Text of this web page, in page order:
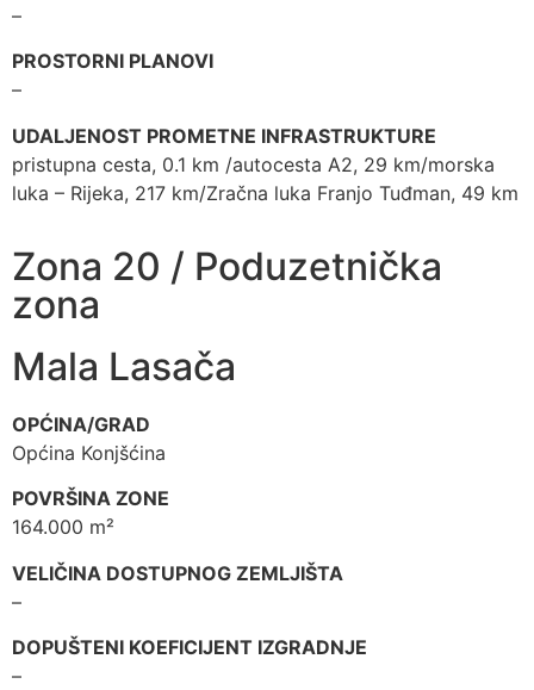
–
PROSTORNI PLANOVI
–
UDALJENOST PROMETNE INFRASTRUKTURE
pristupna cesta, 0.1 km /autocesta A2, 29 km/morska
luka – Rijeka, 217 km/Zračna luka Franjo Tuđman, 49 km
Zona 20 / Poduzetnička
zona
Mala Lasača
OPĆINA/GRAD
Općina Konjšćina
POVRŠINA ZONE
164.000 m²
VELIČINA DOSTUPNOG ZEMLJIŠTA
–
DOPUŠTENI KOEFICIJENT IZGRADNJE
–